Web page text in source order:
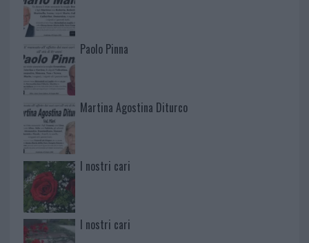
Paolo Pinna
Martina Agostina Diturco
I nostri cari
I nostri cari